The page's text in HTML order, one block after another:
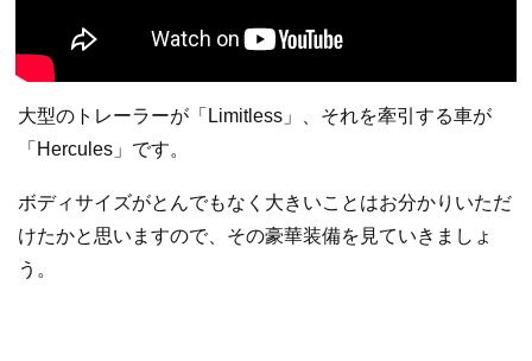
大型のトレーラーが「Limitless」、それを牽引する車が
「Hercules」です。
ボディサイズがとんでもなく大きいことはお分かりいただ
けたかと思いますので、その豪華装備を見ていきましょ
う。